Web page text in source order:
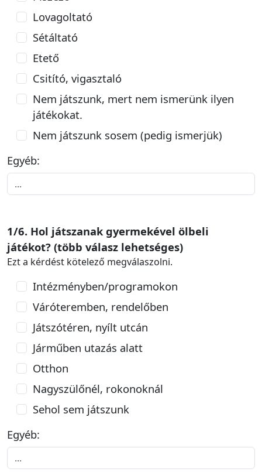
Lovagoltató
Sétáltató
Etető
Csitító, vigasztaló
Nem játszunk, mert nem ismerünk ilyen
játékokat.
Nem játszunk sosem (pedig ismerjük)
Egyéb:
1/6. Hol játszanak gyermekével ölbeli
játékot? (több válasz lehetséges)
Ezt a kérdést kötelező megválaszolni.
Intézményben/programokon
Váróteremben, rendelőben
Játszótéren, nyílt utcán
Járműben utazás alatt
Otthon
Nagyszülőnél, rokonoknál
Sehol sem játszunk
Egyéb: